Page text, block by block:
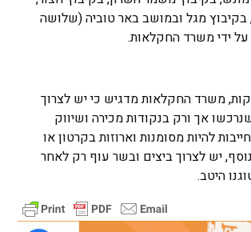
בקיבוץ מגל ובמושב באר טוביה (שלושה
ידי משרד החקלאות.
משרד החקלאות מדגיש כי יש לצרוך
אך ורק בנקודות מכירה ושיווק
להיות מסומנות וארוזות בקרטון או
יש לצרוך ביצים ובשר עוף רק לאחר
היטב.